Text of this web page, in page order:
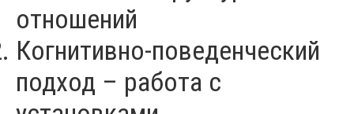
отношений
Когнитивно-поведенческий
подход – работа с